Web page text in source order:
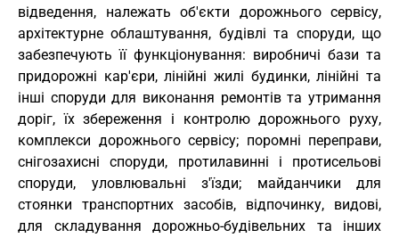
відведення, належать об'єкти дорожнього сервісу,
архітектурне облаштування, будівлі та споруди, що
забезпечують її функціонування: виробничі бази та
придорожні кар'єри, лінійні жилі будинки, лінійні та
інші споруди для виконання ремонтів та утримання
доріг, їх збереження і контролю дорожнього руху,
комплекси дорожнього сервісу; поромні переправи,
снігозахисні споруди, протилавинні і протисельові
споруди, уловлювальні з'їзди; майданчики для
стоянки транспортних засобів, відпочинку, видові,
для складування дорожньо-будівельних та інших